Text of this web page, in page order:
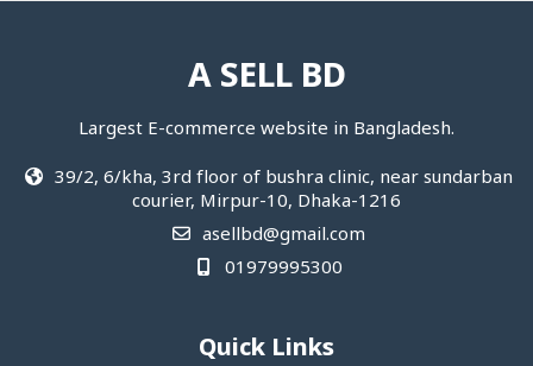
A SELL BD
Largest E-commerce website in Bangladesh.
39/2, 6/kha, 3rd floor of bushra clinic, near sundarban
courier, Mirpur-10, Dhaka-1216
asellbd@gmail.com
01979995300
Quick Links